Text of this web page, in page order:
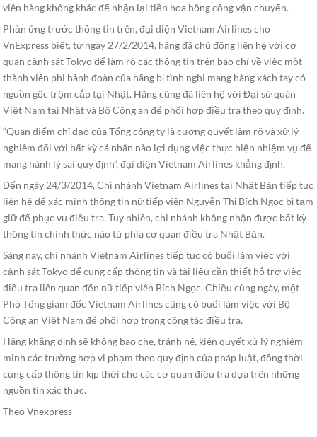
viên hàng không khác để nhận lại tiền hoa hồng công vận chuyển.
Phản ứng trước thông tin trên, đại diện Vietnam Airlines cho
VnExpress biết, từ ngày 27/2/2014, hãng đã chủ động liên hệ với cơ
quan cảnh sát Tokyo để làm rõ các thông tin trên báo chí về việc một
thành viên phi hành đoàn của hãng bị tình nghi mang hàng xách tay có
nguồn gốc trộm cắp tại Nhật. Hãng cũng đã liên hệ với Đại sứ quán
Việt Nam tại Nhật và Bộ Công an để phối hợp điều tra theo quy định.
“Quan điểm chỉ đạo của Tổng công ty là cương quyết làm rõ và xử lý
nghiêm đối với bất kỳ cá nhân nào lợi dụng việc thực hiện nhiệm vụ để
mang hành lý sai quy định”, đại diện Vietnam Airlines khẳng định.
Đến ngày 24/3/2014, Chi nhánh Vietnam Airlines tại Nhật Bản tiếp tục
liên hệ để xác minh thông tin nữ tiếp viên Nguyễn Thị Bích Ngọc bị tạm
giữ để phục vụ điều tra. Tuy nhiên, chi nhánh không nhận được bất kỳ
thông tin chính thức nào từ phía cơ quan điều tra Nhật Bản.
Sáng nay, chi nhánh Vietnam Airlines tiếp tục có buổi làm việc với
cảnh sát Tokyo để cung cấp thông tin và tài liệu cần thiết hỗ trợ việc
điều tra liên quan đến nữ tiếp viên Bích Ngọc. Chiều cùng ngày, một
Phó Tổng giám đốc Vietnam Airlines cũng có buổi làm việc với Bộ
Công an Việt Nam để phối hợp trong công tác điều tra.
Hãng khẳng định sẽ không bao che, tránh né, kiên quyết xử lý nghiêm
minh các trường hợp vi phạm theo quy định của pháp luật, đồng thời
cung cấp thông tin kịp thời cho các cơ quan điều tra dựa trên những
nguồn tin xác thực.
Theo Vnexpress